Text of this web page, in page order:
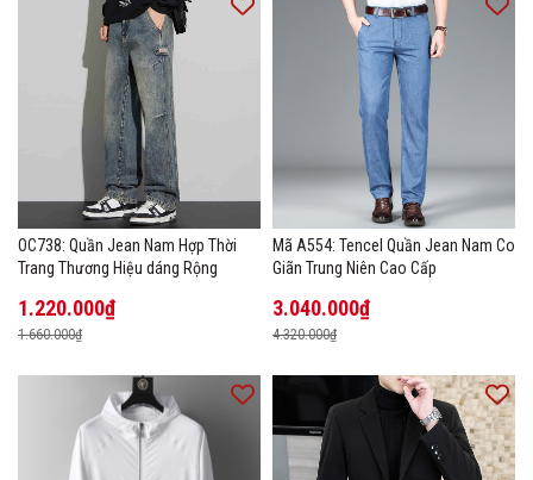
OC738: Quần Jean Nam Hợp Thời
Trang Thương Hiệu dáng Rộng
1.220.000₫
1.660.000₫
Mã A554: Tencel Quần Jean Nam Co
Giãn Trung Niên Cao Cấp
3.040.000₫
4.320.000₫